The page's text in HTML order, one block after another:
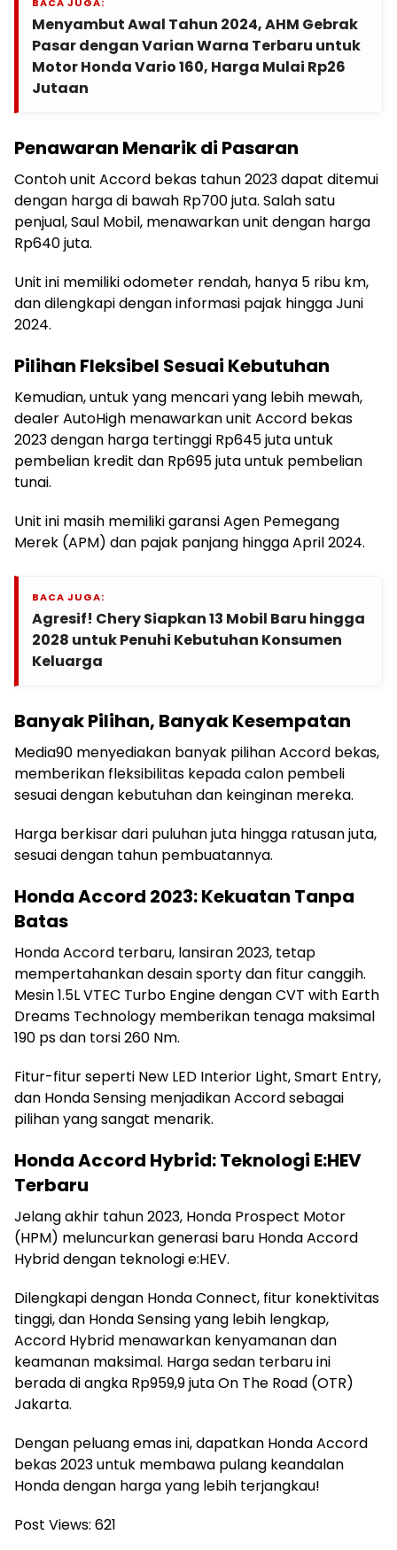
Menyambut Awal Tahun 2024, AHM Gebrak
Pasar dengan Varian Warna Terbaru untuk
Motor Honda Vario 160, Harga Mulai Rp26
Jutaan
Penawaran Menarik di Pasaran
Contoh unit Accord bekas tahun 2023 dapat ditemui
dengan harga di bawah Rp700 juta. Salah satu
penjual, Saul Mobil, menawarkan unit dengan harga
Rp640 juta.
Unit ini memiliki odometer rendah, hanya 5 ribu km,
dan dilengkapi dengan informasi pajak hingga Juni
2024.
Pilihan Fleksibel Sesuai Kebutuhan
Kemudian, untuk yang mencari yang lebih mewah,
dealer AutoHigh menawarkan unit Accord bekas
2023 dengan harga tertinggi Rp645 juta untuk
pembelian kredit dan Rp695 juta untuk pembelian
tunai.
Unit ini masih memiliki garansi Agen Pemegang
Merek (APM) dan pajak panjang hingga April 2024.
BACA JUGA:
Agresif! Chery Siapkan 13 Mobil Baru hingga
2028 untuk Penuhi Kebutuhan Konsumen
Keluarga
Banyak Pilihan, Banyak Kesempatan
Media90 menyediakan banyak pilihan Accord bekas,
memberikan fleksibilitas kepada calon pembeli
sesuai dengan kebutuhan dan keinginan mereka.
Harga berkisar dari puluhan juta hingga ratusan juta,
sesuai dengan tahun pembuatannya.
Honda Accord 2023: Kekuatan Tanpa
Batas
Honda Accord terbaru, lansiran 2023, tetap
mempertahankan desain sporty dan fitur canggih.
Mesin 1.5L VTEC Turbo Engine dengan CVT with Earth
Dreams Technology memberikan tenaga maksimal
190 ps dan torsi 260 Nm.
Fitur-fitur seperti New LED Interior Light, Smart Entry,
dan Honda Sensing menjadikan Accord sebagai
pilihan yang sangat menarik.
Honda Accord Hybrid: Teknologi E:HEV
Terbaru
Jelang akhir tahun 2023, Honda Prospect Motor
(HPM) meluncurkan generasi baru Honda Accord
Hybrid dengan teknologi e:HEV.
Dilengkapi dengan Honda Connect, fitur konektivitas
tinggi, dan Honda Sensing yang lebih lengkap,
Accord Hybrid menawarkan kenyamanan dan
keamanan maksimal. Harga sedan terbaru ini
berada di angka Rp959,9 juta On The Road (OTR)
Jakarta.
Dengan peluang emas ini, dapatkan Honda Accord
bekas 2023 untuk membawa pulang keandalan
Honda dengan harga yang lebih terjangkau!
Post Views: 621